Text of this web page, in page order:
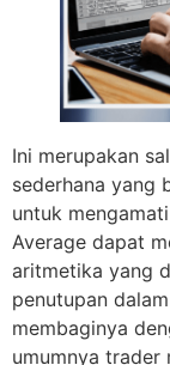
Ini merupakan
sederhana yang
untuk
Average dapat
aritmetika yang
penutupan
membaginya
umumnya trader